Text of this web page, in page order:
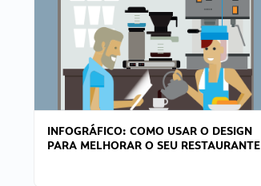
INFOGRÁFICO: COMO USAR O DESIGN
PARA MELHORAR O SEU RESTAURANTE